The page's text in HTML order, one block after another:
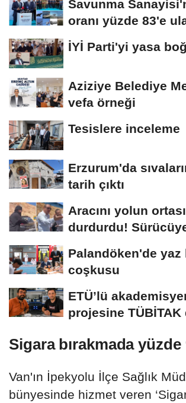
Savunma
oranı yüzde 83'e
Erzurum da...
İYİ Parti'yi yasa
Aziziye Belediye
vefa örneği
Tesislere inceleme
Erzurum'da
tarih çıktı
Aracını yolun
durdurdu!
Palandöken'de yaz
coşkusu
ETÜ’lü
projesine TÜBİTAK
Sigara bırakmada yüzde
Van'ın İpekyolu İlçe Sağlık
bünyesinde hizmet veren